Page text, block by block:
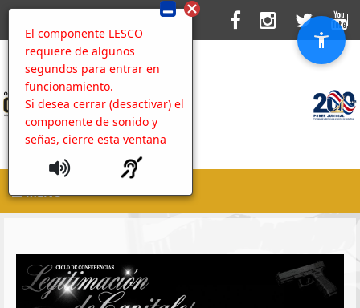
El componente LESCO
requiere de algunos
segundos para entrar en
funcionamiento.
Si desea cerrar (desactivar) el
componente de sonido y
señas, cierre esta ventana
MENU